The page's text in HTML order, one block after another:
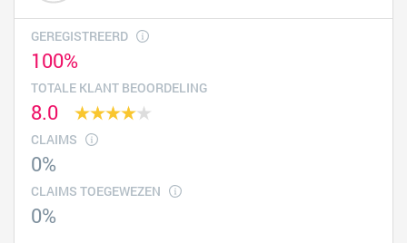
GEREGISTREERD
100%
TOTALE KLANT BEOORDELING
8.0
CLAIMS
0%
CLAIMS TOEGEWEZEN
0%